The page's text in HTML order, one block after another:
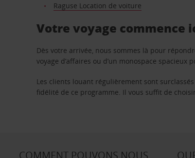
Raguse Location de voiture
Votre voyage commence
Dès votre arrivée, nous sommes là pour
voyage d’affaires ou d’un monospace
Les clients louant régulièrement sont
fidélité de ce programme. Il vous suffit de
COMMENT POUVONS NOUS